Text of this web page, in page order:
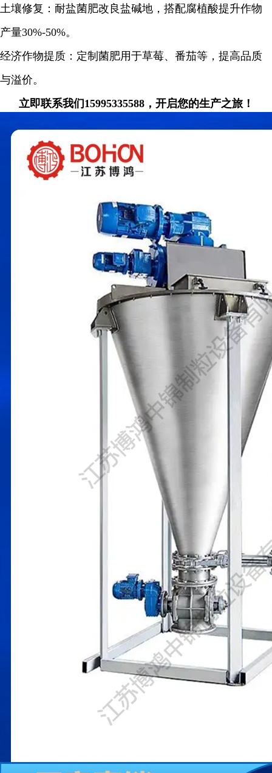
土壤修复：耐盐菌肥改良盐碱地，搭配腐植酸提升作物
产量30%-50%。
经济作物提质：定制菌肥用于草莓、番茄等，提高品质
与溢价。
立即联系我们15995335588，开启您的生产之旅！